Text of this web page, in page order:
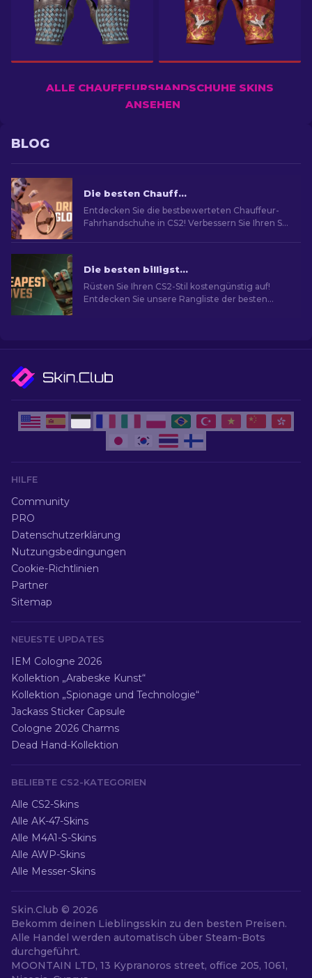
ALLE CHAUFFEURSHANDSCHUHE SKINS
ANSEHEN
BLOG
Die besten Chauffeurshandschuhe in CS2: Rangliste
Entdecken Sie die bestbewerteten Chauffeur-
Fahrhandschuhe in CS2! Verbessern Sie Ihren Stil
Die besten billigsten Handschuhe in CS2: Rangliste [2026]
Rüsten Sie Ihren CS2-Stil kostengünstig auf!
Entdecken Sie unsere Rangliste der besten
HILFE
Community
PRO
Datenschutzerklärung
Nutzungsbedingungen
Cookie-Richtlinien
Partner
Sitemap
NEUESTE UPDATES
IEM Cologne 2026
Kollektion „Arabeske Kunst“
Kollektion „Spionage und Technologie“
Jackass Sticker Capsule
Cologne 2026 Charms
Dead Hand-Kollektion
BELIEBTE CS2-KATEGORIEN
Alle CS2-Skins
Alle AK-47-Skins
Alle M4A1-S-Skins
Alle AWP-Skins
Alle Messer-Skins
Skin.Club © 2026
Bekomm deinen Lieblingsskin zu den besten Preisen.
Alle Handel werden automatisch über Steam-Bots
durchgeführt.
MOONTAIN LTD, 13 Kypranoros street, office 205, 1061,